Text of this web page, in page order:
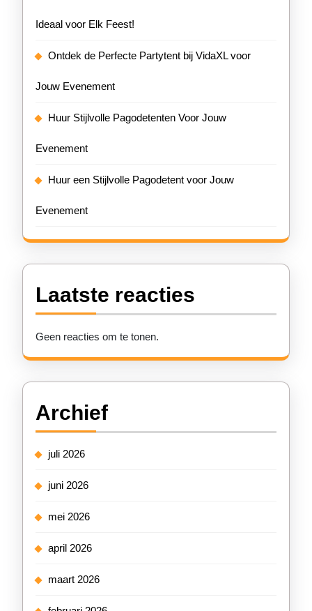
Ideaal voor Elk Feest!
Ontdek de Perfecte Partytent bij VidaXL voor
Jouw Evenement
Huur Stijlvolle Pagodetenten Voor Jouw
Evenement
Huur een Stijlvolle Pagodetent voor Jouw
Evenement
Laatste reacties
Geen reacties om te tonen.
Archief
juli 2026
juni 2026
mei 2026
april 2026
maart 2026